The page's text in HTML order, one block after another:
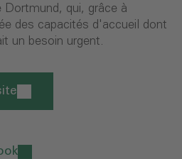
qui, grâce à
des capacités d'accueil dont
un besoin urgent.